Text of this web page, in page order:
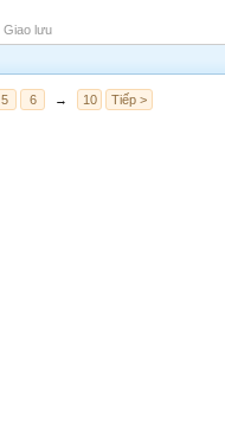
Giao lưu
5 6 → 10 Tiếp >